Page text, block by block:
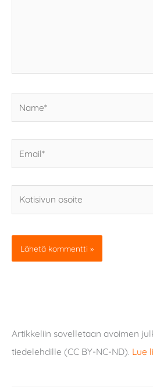
osoite
Artikkeliin sovelletaan avoimen
tiedelehdille (CC BY-NC-ND). Lue